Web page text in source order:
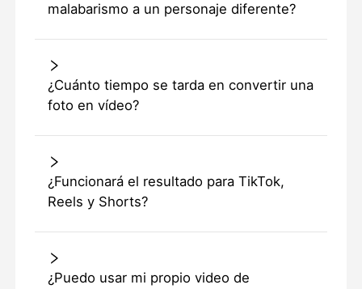
malabarismo a un personaje diferente?
¿Cuánto tiempo se tarda en convertir una
foto en vídeo?
¿Funcionará el resultado para TikTok,
Reels y Shorts?
¿Puedo usar mi propio video de